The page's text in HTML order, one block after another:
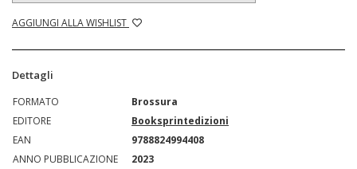
AGGIUNGI ALLA WISHLIST
Dettagli
FORMATO
Brossura
EDITORE
Booksprintedizioni
EAN
9788824994408
ANNO PUBBLICAZIONE
2023